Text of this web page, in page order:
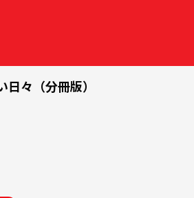
々（分冊版）